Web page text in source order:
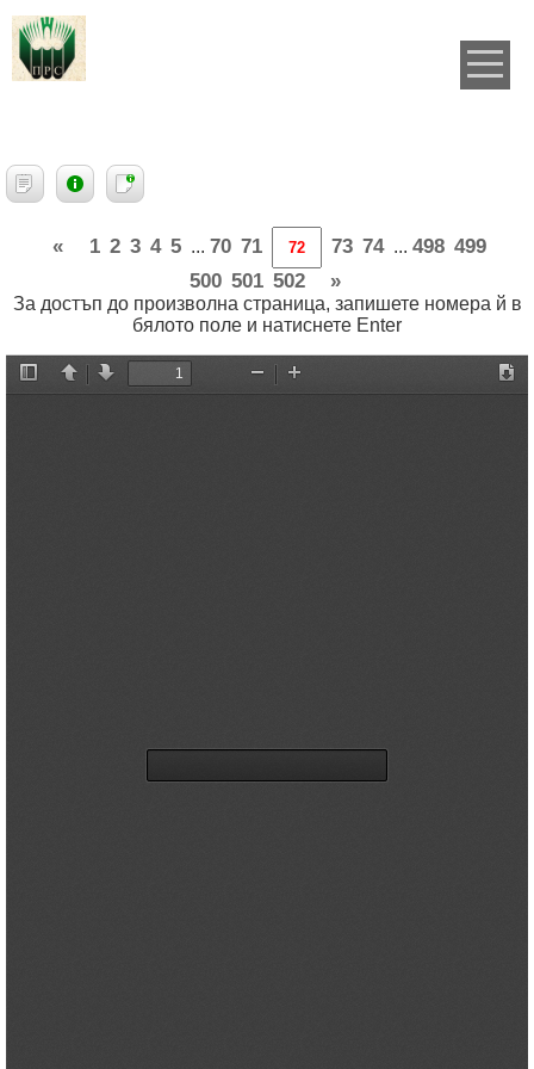
« 1 2 3 4 5 ... 70 71 73 74 ... 498 499
500 501 502 »
За достъп до произволна страница, запишете номера й в
бялото поле и натиснете Enter